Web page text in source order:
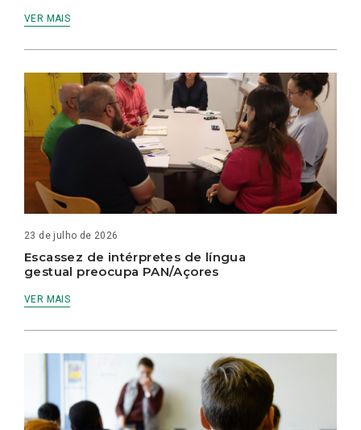
VER MAIS
23 de julho de 2026
Escassez de intérpretes de língua
gestual preocupa PAN/Açores
VER MAIS